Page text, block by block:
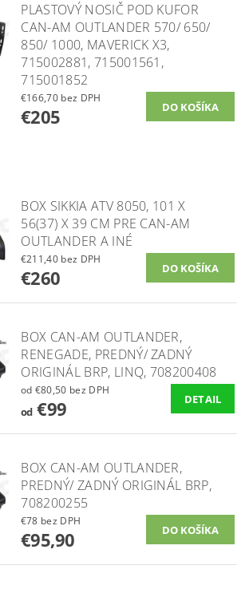
PLASTOVÝ NOSIČ POD KUFOR
CAN-AM OUTLANDER 570/ 650/
850/ 1000, MAVERICK X3,
715002881, 715001561,
715001852
€166,70 bez DPH
€205
BOX SIKKIA ATV 8050, 101 X
56(37) X 39 CM PRE CAN-AM
OUTLANDER A INÉ
€211,40 bez DPH
€260
BOX CAN-AM OUTLANDER,
RENEGADE, PREDNÝ/ ZADNÝ
ORIGINÁL BRP, LINQ, 708200408
od €80,50 bez DPH
od€99 DETAIL
BOX CAN-AM OUTLANDER,
PREDNÝ/ ZADNÝ ORIGINÁL BRP,
708200255
€78 bez DPH
€95,90